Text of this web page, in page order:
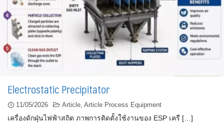
Electrostatic Precipitator
11/05/2026 Article, Article Process Equipment
เครื่องดักฝุ่นไฟฟ้าสถิต ภาพการติดตั้งใช้งานของ ESP เครื […]